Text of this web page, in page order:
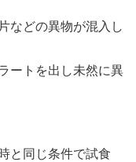
などの異物が混入し
ートを出し未然に異
と同じ条件で試食